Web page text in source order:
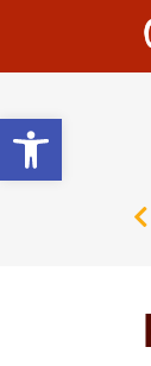
Barra